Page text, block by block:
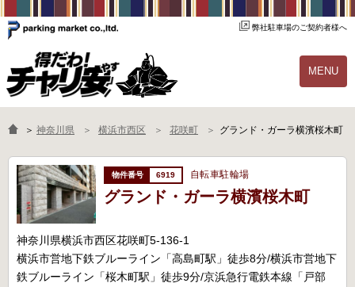
弊社駐車場のご契約者様へ
MENU
物件一覧 ご契約の流れ
よくあるご質問 駐輪場オーナー様へ
＞ 神奈川県 横浜市西区 花咲町 グランド・ガーラ横濱桜木町
6919 自転車駐輪場
グランド・ガーラ横濱桜木町
神奈川県横浜市西区花咲町5-136-1
横浜市営地下鉄ブルーライン「高島町駅」徒歩8分/横浜市営地下
鉄ブルーライン「桜木町駅」徒歩9分/京浜急行電鉄本線「戸部